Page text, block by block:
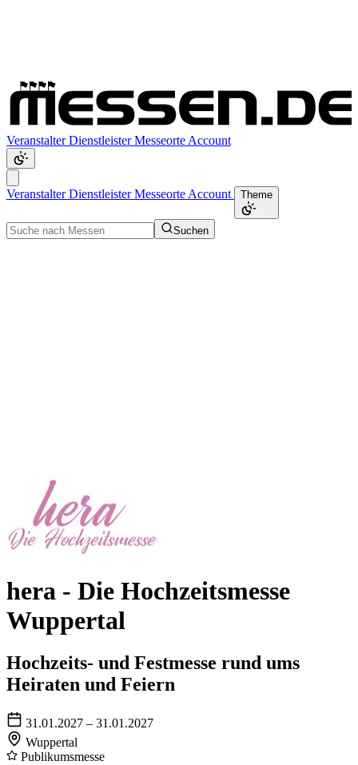
VeranstalterDienstleisterMesseorte Account
VeranstalterDienstleisterMesseorte Account Theme
Suchen
hera - Die Hochzeitsmesse
Wuppertal
Hochzeits- und Festmesse rund ums
Heiraten und Feiern
31.01.2027 – 31.01.2027
Wuppertal
Publikumsmesse